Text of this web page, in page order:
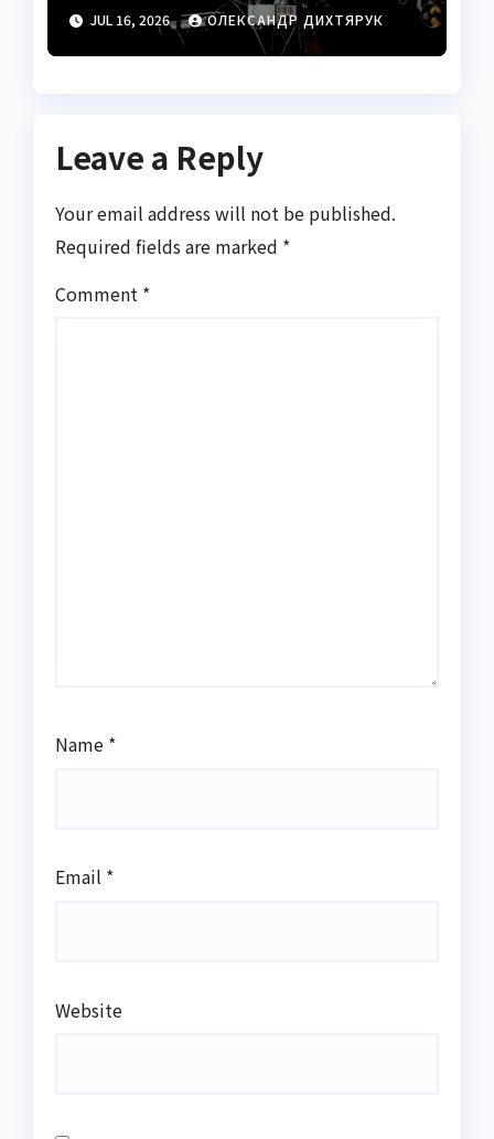
JUL 16, 2026 ОЛЕКСАНДР ДИХТЯРУК
Leave a Reply
Your email address will not be published.
Required fields are marked *
Comment *
Name *
Email *
Website